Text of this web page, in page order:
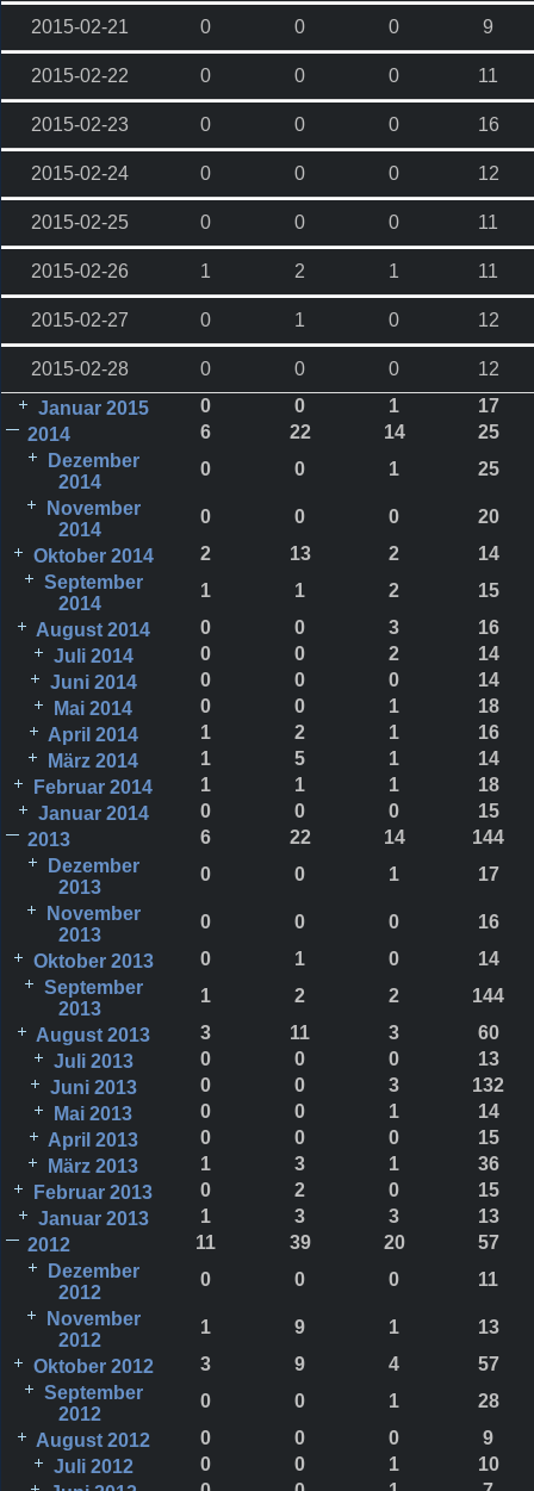
2015-02-21 0 0 0 9
2015-02-22 0 0 0 11
2015-02-23 0 0 0 16
2015-02-24 0 0 0 12
2015-02-25 0 0 0 11
2015-02-26 1 2 1 11
2015-02-27 0 1 0 12
2015-02-28 0 0 0
12
Januar 2015
0 0 1
17
2014
6 22 14
25
Dezember
2014
0 0 1
25
November
2014
0 0 0
20
Oktober 2014
2 13 2
14
September
2014
1 1 2
15
August 2014
0 0 3
16
Juli 2014
0 0 2
14
Juni 2014
0 0 0
14
Mai 2014
0 0 1
18
April 2014
1 2 1
16
März 2014
1 5 1
14
Februar 2014
1 1 1
18
Januar 2014
0 0 0
15
2013
6 22 14
144
Dezember
2013
0 0 1
17
November
2013
0 0 0
16
Oktober 2013
0 1 0
14
September
2013
1 2 2
144
August 2013
3 11 3
60
Juli 2013
0 0 0
13
Juni 2013
0 0 3
132
Mai 2013
0 0 1
14
April 2013
0 0 0
15
März 2013
1 3 1
36
Februar 2013
0 2 0
15
Januar 2013
1 3 3
13
2012
11 39 20
57
Dezember
2012
0 0 0
11
November
2012
1 9 1
13
Oktober 2012
3 9 4
57
September
2012
0 0 1
28
August 2012
0 0 0
9
Juli 2012
0 0 1
10